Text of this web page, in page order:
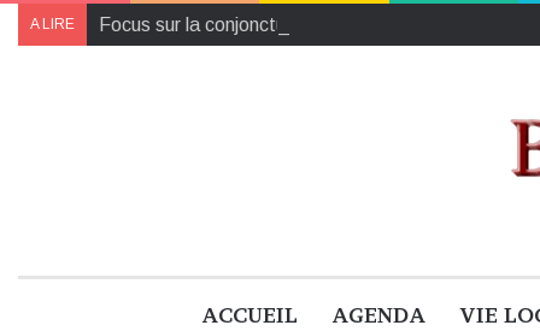
A LIRE Focus sur la conjoncture économique en Loir-et-Cher
ACCUEIL AGENDA VIE